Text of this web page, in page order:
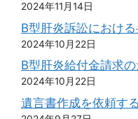
2024年11月14日
B型肝炎訴訟におけ
2024年10月22日
B型肝炎給付金請求
2024年10月22日
遺言書作成を依頼す